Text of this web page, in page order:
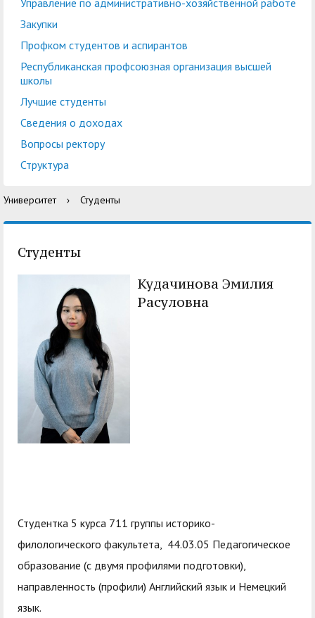
Международная
деятельность
Управление по
административно-
Закупки
Республиканская
организация высшей
школы
Вопросы ректору
Центр тестирования
иностранных граждан
по русскому языку
Центр развития
компетенций
Центр русского языка
несовершеннолетних
Образовательный
модуль «Обучение
служением»
Информация о
предоставлении
Управление по административно-хозяйственной работе
Закупки
Профком студентов и аспирантов
Республиканская профсоюзная организация высшей
школы
Лучшие студенты
Сведения о доходах
Вопросы ректору
Структура
Университет › Студенты
Студенты
Кудачинова Эмилия
Расуловна
Студентка 5 курса 711 группы историко-
филологического факультета, 44.03.05 Педагогическое
образование (с двумя профилями подготовки),
направленность (профили) Английский язык и Немецкий
язык.